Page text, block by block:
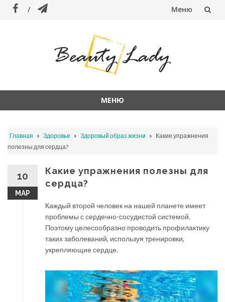
Меню
МЕНЮ
содержанию
Главная » Здоровье » Здоровый образ жизни » Какие упражнения
полезны для сердца?
10
МАР
Какие упражнения полезны для
сердца?
Каждый второй человек на нашей планете имеет
проблемы с сердечно-сосудистой системой.
Поэтому целесообразно проводить профилактику
таких заболеваний, используя тренировки,
укрепляющие сердце.